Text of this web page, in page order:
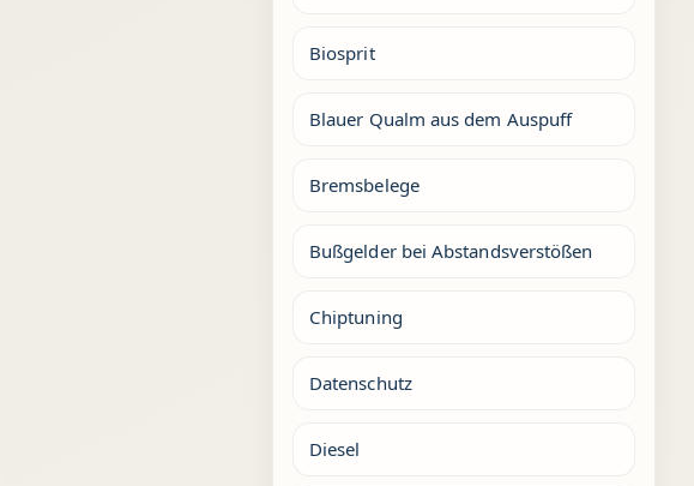
Biosprit
Blauer Qualm aus dem Auspuff
Bremsbelege
Bußgelder bei Abstandsverstößen
Chiptuning
Datenschutz
Diesel